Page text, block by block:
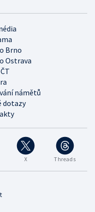
X Threads
Brno
Ostrava
námětů
dotazy